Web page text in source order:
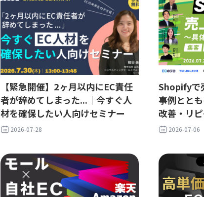
【緊急開催】2ヶ月以内にEC責任
者が辞めてしまった...｜今すぐ人
材を確保したい人向けセミナー
2026-07-28
Shopifyで
事例とと
改善・リ
2026-07-06